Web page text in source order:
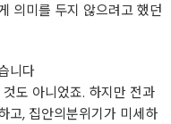
의미를 두지 않으려고 했던
니다
도 아니었죠. 하지만 전과
고, 집안의분위기가 미세하